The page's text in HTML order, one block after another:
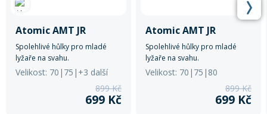
Atomic AMT JR
Spolehlivé hůlky pro mladé
lyžaře na svahu.
Velikost: 70|75|+3 další
899 Kč
699 Kč
Atomic AMT JR
Spolehlivé hůlky pro mladé
lyžaře na svahu.
Velikost: 70|75|80
899 Kč
699 Kč